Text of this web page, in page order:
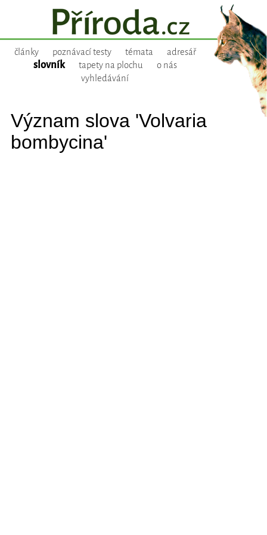
články poznávací testy témata adresář
slovník tapety na plochu
o nás
vyhledávání
Význam slova 'Volvaria
bombycina'